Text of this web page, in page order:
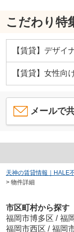
こだわり特
【賃貸】デザイ
【賃貸】女性向
メールで
天神の賃貸情報｜HALE
> 物件詳細
市区町村から探す
福岡市博多区 / 福
福岡市西区 / 福岡